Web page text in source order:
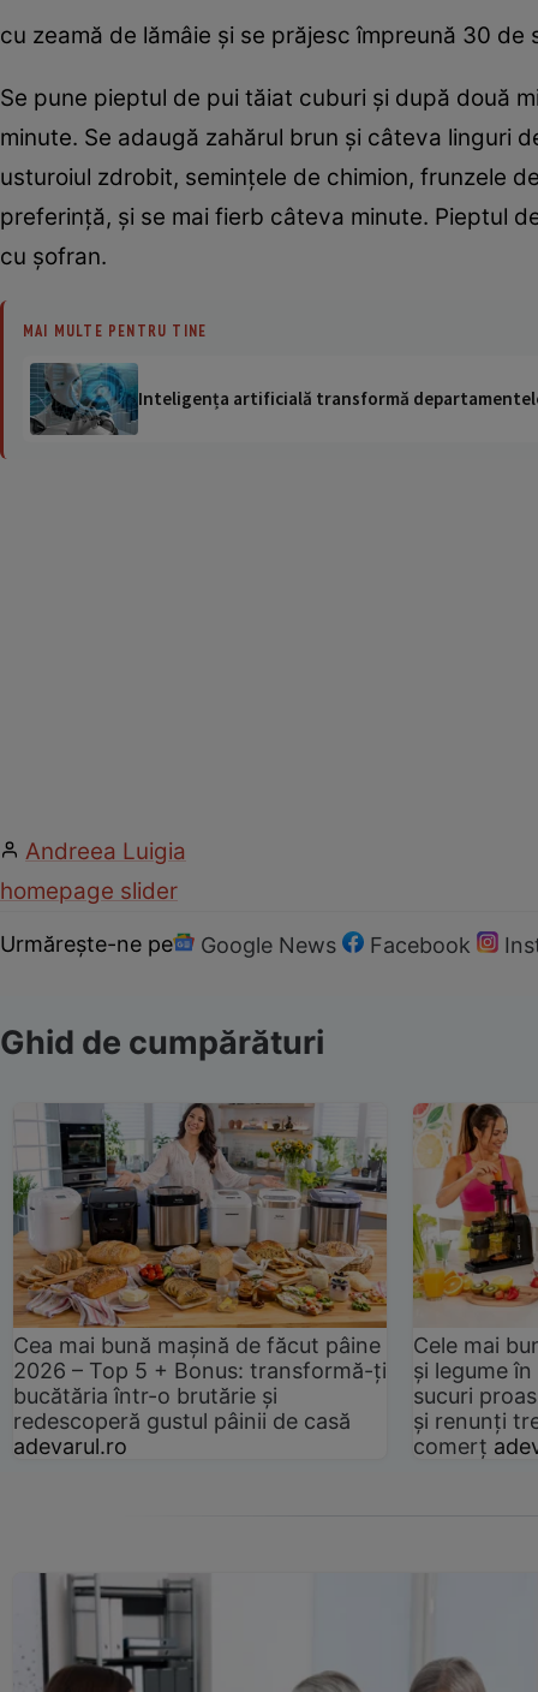
cu zeamă de lămâie şi se prăjesc împreună 30
Se pune pieptul de pui tăiat cuburi şi după două
minute. Se adaugă zahărul brun şi câteva linguri
usturoiul zdrobit, seminţele de chimion, frunzele
preferinţă, şi se mai fierb câteva minute. Pieptul
cu şofran.
MAI MULTE PENTRU TINE
Inteligența artificială transformă
Andreea Luigia
homepage slider
Urmărește-ne pe Google News Facebook
Ghid de cumpărături
Cea mai bună mașină de făcut pâine
2026 – Top 5 + Bonus: transformă-ți
bucătăria într-o brutărie și
redescoperă gustul pâinii de casă
adevarul.ro
Cele mai
și legume
sucuri
și renunți
comerț